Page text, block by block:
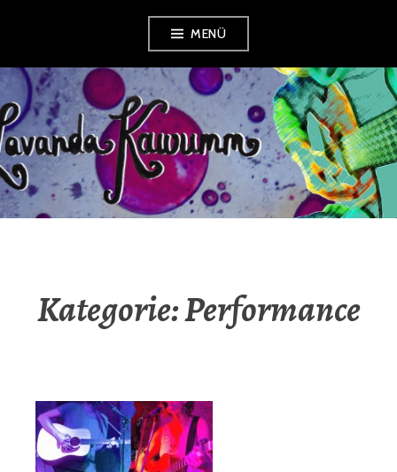
springen
MENÜ
LAVANDA
KAWUMM
Kategorie:Performance